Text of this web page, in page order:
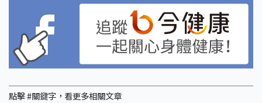
點擊 #關鍵字，看更多相關文章